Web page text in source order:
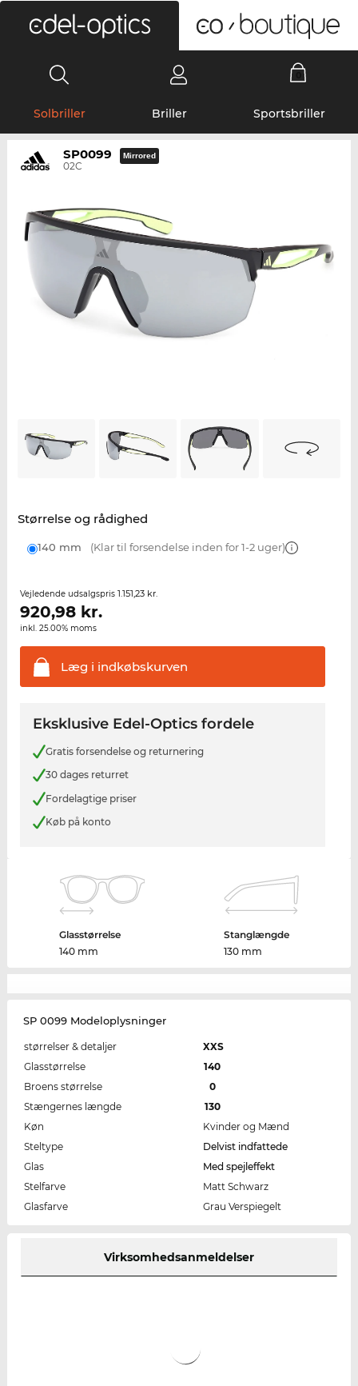
Solbriller Briller Sportsbriller
SP0099
02C
Mirrored
Størrelse og rådighed
140 mm (Klar til forsendelse inden for 1-2 uger)
Vejledende udsalgspris 1.151,23 kr.
920,98kr.
inkl. 25.00% moms
Læg i indkøbskurven
Eksklusive Edel-Optics fordele
Gratis forsendelse og returnering
30 dages returret
Fordelagtige priser
Køb på konto
Glasstørrelse
140 mm
Stanglængde
130 mm
SP 0099 Modeloplysninger
størrelser & detaljer
XXS
Glasstørrelse
140
Broens størrelse
0
Stængernes længde
130
Køn
Kvinder og Mænd
Steltype
Delvist indfattede
Glas
Med spejleffekt
Stelfarve
Matt Schwarz
Glasfarve
Grau Verspiegelt
Virksomhedsanmeldelser